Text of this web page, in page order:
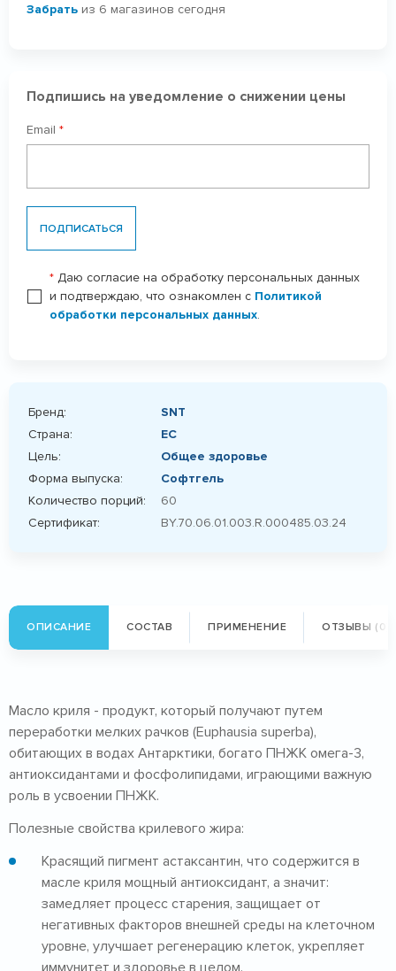
Забрать из 6 магазинов сегодня
Подпишись на уведомление о снижении цены
Email *
ПОДПИСАТЬСЯ
* Даю согласие на обработку персональных данных
и подтверждаю, что ознакомлен с Политикой
обработки персональных данных.
Бренд:
SNT
Страна:
ЕС
Цель:
Общее здоровье
Форма выпуска:
Софтгель
Количество порций:
60
Сертификат:
BY.70.06.01.003.R.000485.03.24
ОПИСАНИЕ СОСТАВ ПРИМЕНЕНИЕ ОТЗЫВЫ (0)
Масло криля - продукт, который получают путем
переработки мелких рачков (Euphausia superba),
обитающих в водах Антарктики, богато ПНЖК омега-3,
антиоксидантами и фосфолипидами, играющими важную
роль в усвоении ПНЖК.
Полезные свойства крилевого жира:
Красящий пигмент астаксантин, что содержится в
масле криля мощный антиоксидант, а значит:
замедляет процесс старения, защищает от
негативных факторов внешней среды на клеточном
уровне, улучшает регенерацию клеток, укрепляет
иммунитет и здоровье в целом.